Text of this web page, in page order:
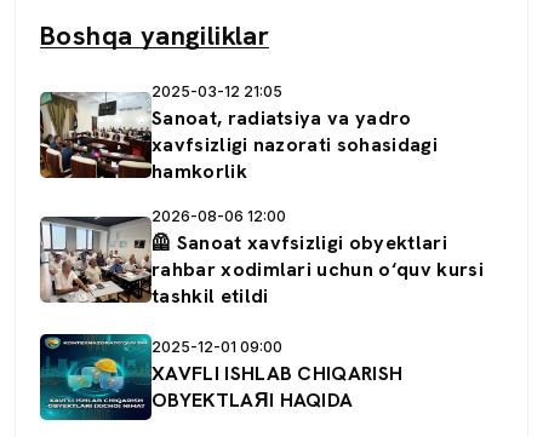
Boshqa yangiliklar
2025-03-12 21:05
Sanoat, radiatsiya va yadro
xavfsizligi nazorati sohasidagi
hamkorlik
2026-08-06 12:00
🦺 Sanoat xavfsizligi obyektlari
rahbar xodimlari uchun o‘quv kursi
tashkil etildi
2025-12-01 09:00
XAVFLI ISHLAB CHIQARISH
OBYEKTLAЯI HAQIDA